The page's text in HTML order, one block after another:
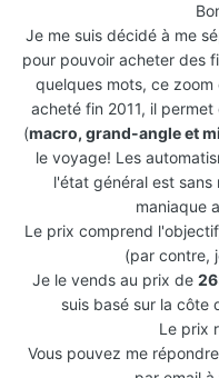
Je me suis décidé à me
pour pouvoir acheter des
quelques mots, ce
acheté fin 2011, il
(macro, grand-angle et
le voyage! Les
l'état général est
maniaque
Le prix comprend
(par contre,
Je le vends au prix de
suis basé sur la côte
Le prix
Vous pouvez me